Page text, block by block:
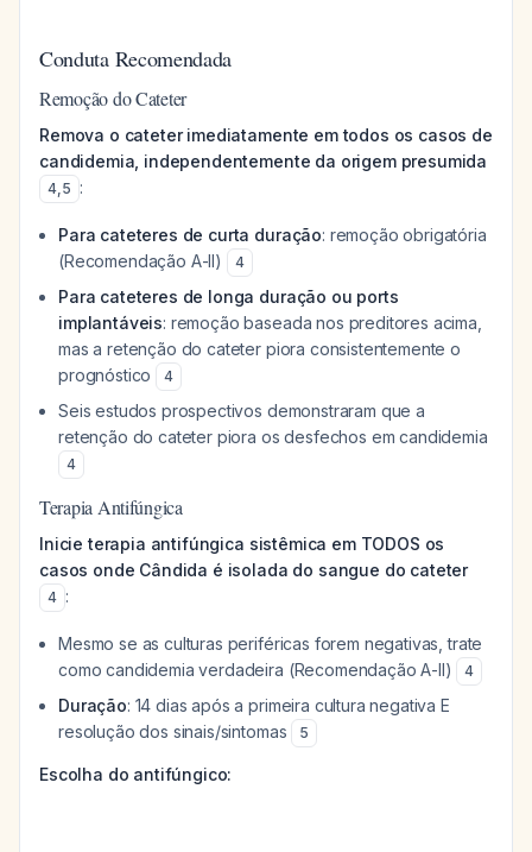
Conduta Recomendada
Remoção do Cateter
Remova o cateter imediatamente em todos os casos de
candidemia, independentemente da origem presumida
4,5 :
Para cateteres de curta duração: remoção obrigatória
(Recomendação A-II)
4
Para cateteres de longa duração ou ports
implantáveis: remoção baseada nos preditores acima,
mas a retenção do cateter piora consistentemente o
prognóstico
4
Seis estudos prospectivos demonstraram que a
retenção do cateter piora os desfechos em candidemia
4
Terapia Antifúngica
Inicie terapia antifúngica sistêmica em TODOS os
casos onde Cândida é isolada do sangue do cateter
4 :
Mesmo se as culturas periféricas forem negativas, trate
como candidemia verdadeira (Recomendação A-II)
4
Duração: 14 dias após a primeira cultura negativa E
resolução dos sinais/sintomas
5
Escolha do antifúngico: